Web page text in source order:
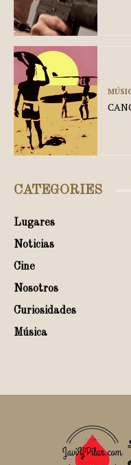
CATEGORIES
Lugares
Noticias
Cine
Nosotros
Curiosidades
Música